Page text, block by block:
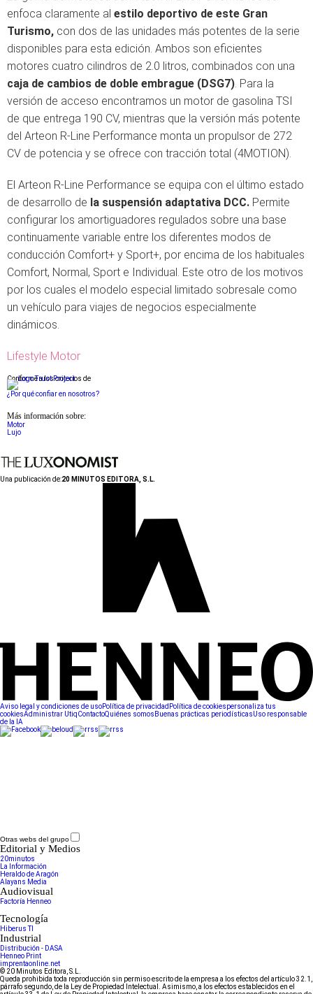
enfoca claramente al estilo deportivo de este Gran
Turismo, con dos de las unidades más potentes de la serie
disponibles para esta edición. Ambos son eficientes
motores cuatro cilindros de 2.0 litros, combinados con una
caja de cambios de doble embrague (DSG7). Para la
versión de acceso encontramos un motor de gasolina TSI
de que entrega 190 CV, mientras que la versión más potente
del Arteon R-Line Performance monta un propulsor de 272
CV de potencia y se ofrece con tracción total (4MOTION).
El Arteon R-Line Performance se equipa con el último estado
de desarrollo de la suspensión adaptativa DCC. Permite
configurar los amortiguadores regulados sobre una base
continuamente variable entre los diferentes modos de
conducción Comfort+ y Sport+, por encima de los habituales
Comfort, Normal, Sport e Individual. Este otro de los motivos
por los cuales el modelo especial limitado sobresale como
un vehículo para viajes de negocios especialmente
dinámicos.
Lifestyle Motor
Conforme a los criterios de
¿Por qué confiar en nosotros?
Más información sobre:
Motor
Lujo
Una publicación de:20 MINUTOS EDITORA, S.L.
Aviso legal y condiciones de usoPolítica de privacidad Política de cookiespersonaliza tus
cookiesAdministrar UtiqContactoQuiénes somos Buenas prácticas periodísticasUso responsable
de la IA
Otras webs del grupo
Editorial y Medios
20minutos
La Información
Heraldo de Aragón
Alayans Media
Audiovisual
Factoría Henneo
Tecnología
Hiberus TI
Industrial
Distribución - DASA
Henneo Print
imprentaonline.net
© 20 Minutos Editora, S.L.
Queda prohibida toda reproducción sin permiso escrito de la empresa a los efectos del artículo 32.1,
párrafo segundo, de la Ley de Propiedad Intelectual. Asimismo, a los efectos establecidos en el